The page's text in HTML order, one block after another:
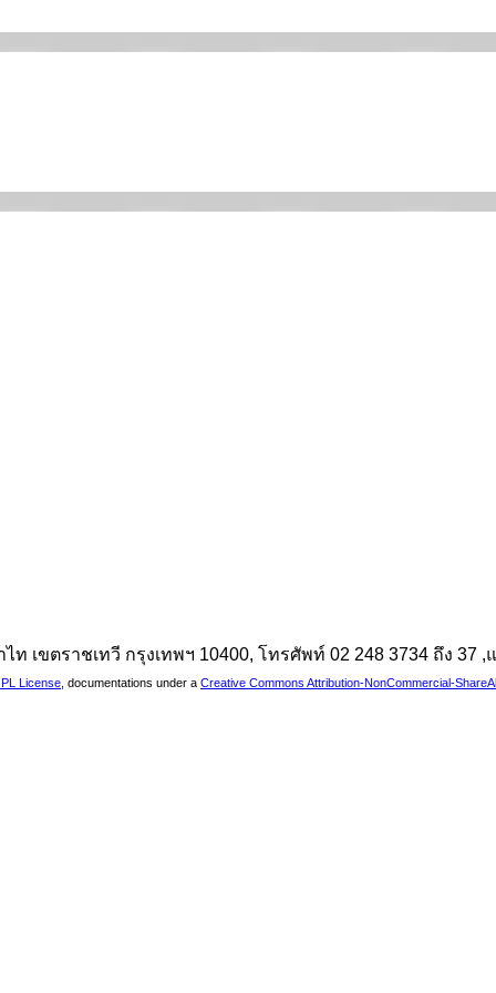
ขตราชเทวี กรุงเทพฯ 10400, โทรศัพท์ 02 248 3734 ถึง 37 ,แ
License , documentations under a Creative Commons Attribution-NonCommercial-